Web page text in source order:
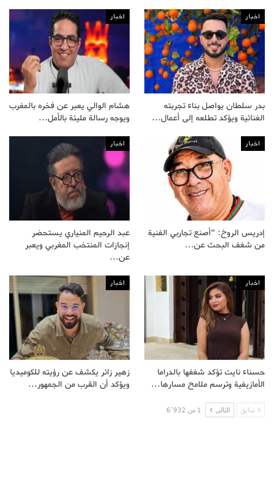
اخبار
بدر سلطان يواصل بناء تجربته
الغنائية ويؤكد تطلعه إلى أعمال…
اخبار
هشام الوالي يعبر عن فخره بالمغرب
ويوجه رسالة مليئة بالأمل…
اخبار
إدريس الروخ: “أصنع تجاربي الفنية
من شغف البحث عن…
اخبار
عبد الرحيم المنياري يستحضر
إنجازات المنتخب المغربي ويعبر
عن…
اخبار
حسناء نايت تؤكد شغفها بالدراما
الأمازيغية وترسم ملامح مسارها…
اخبار
زهير زائر يكشف عن رؤيته للكوميديا
ويؤكد أن القرب من الجمهور…
سابق التالى 1 من 6٬932